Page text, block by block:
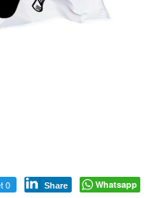
0 Share Whatsapp